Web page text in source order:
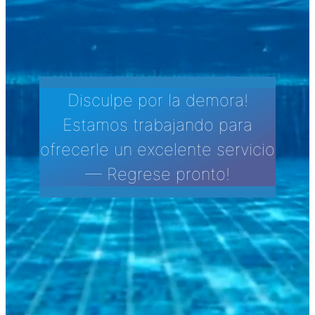
Disculpe por la demora!
Estamos trabajando para
ofrecerle un excelente servicio
— Regrese pronto!